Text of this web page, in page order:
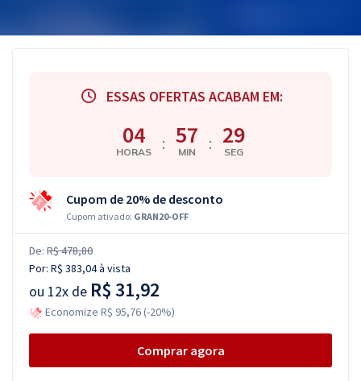
ESSAS OFERTAS ACABAM EM:
04
HORAS : 57
MIN : 28
SEG
Cupom de 20% de desconto
Cupom ativado: GRAN20-OFF
De: R$ 478,80
Por: R$ 383,04à vista
ou 12x de R$ 31,92
Economize R$ 95,76 (-20%)
Comprar agora